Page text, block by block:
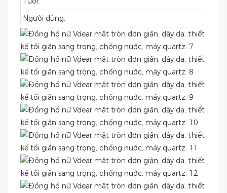
Người dùng: